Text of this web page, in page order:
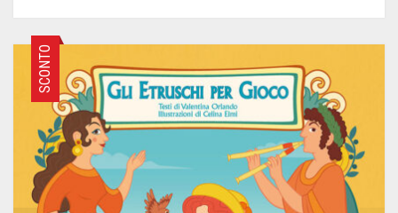
ERA:
13,50€.
È:
12,35€.
SCONTO